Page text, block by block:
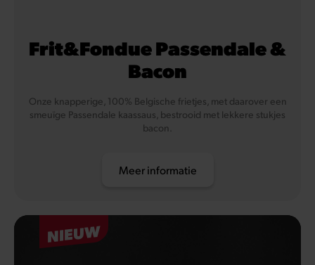
Frit&Fondue Passendale &
Bacon
Onze knapperige, 100% Belgische frietjes, met daarover een
smeuïge Passendale kaassaus, bestrooid met lekkere stukjes
bacon.
Meer informatie
NIEUW